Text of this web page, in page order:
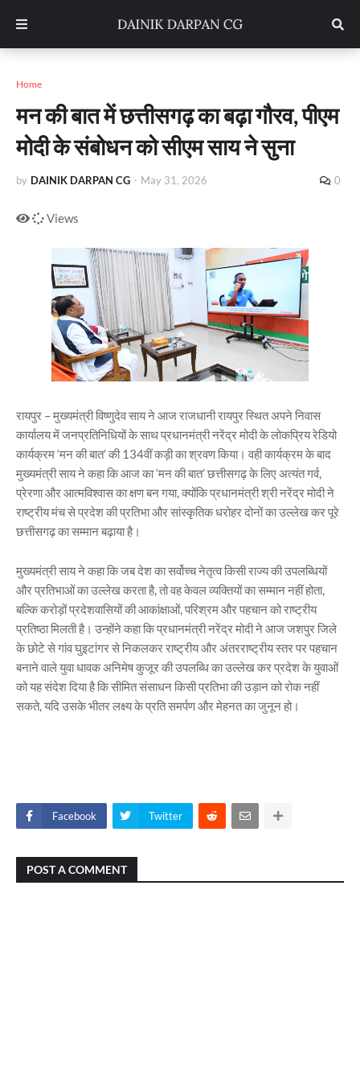
Home
मन की बात में छत्तीसगढ़ का बढ़ा गौरव, पीएम
मोदी के संबोधन को सीएम साय ने सुना
by DAINIK DARPAN CG - May 31, 2026 0
Views
रायपुर – मुख्यमंत्री विष्णुदेव साय ने आज राजधानी रायपुर स्थित अपने निवास
कार्यालय में जनप्रतिनिधियों के साथ प्रधानमंत्री नरेंद्र मोदी के लोकप्रिय रेडियो
कार्यक्रम ‘मन की बात’ की 134वीं कड़ी का श्रवण किया। वही कार्यक्रम के बाद
मुख्यमंत्री साय ने कहा कि आज का ‘मन की बात’ छत्तीसगढ़ के लिए अत्यंत गर्व,
प्रेरणा और आत्मविश्वास का क्षण बन गया, क्योंकि प्रधानमंत्री श्री नरेंद्र मोदी ने
राष्ट्रीय मंच से प्रदेश की प्रतिभा और सांस्कृतिक धरोहर दोनों का उल्लेख कर पूरे
छत्तीसगढ़ का सम्मान बढ़ाया है।
मुख्यमंत्री साय ने कहा कि जब देश का सर्वोच्च नेतृत्व किसी राज्य की उपलब्धियों
और प्रतिभाओं का उल्लेख करता है, तो वह केवल व्यक्तियों का सम्मान नहीं होता,
बल्कि करोड़ों प्रदेशवासियों की आकांक्षाओं, परिश्रम और पहचान को राष्ट्रीय
प्रतिष्ठा मिलती है। उन्होंने कहा कि प्रधानमंत्री नरेंद्र मोदी ने आज जशपुर जिले
के छोटे से गांव घुइटांगर से निकलकर राष्ट्रीय और अंतरराष्ट्रीय स्तर पर पहचान
बनाने वाले युवा धावक अनिमेष कुजूर की उपलब्धि का उल्लेख कर प्रदेश के युवाओं
को यह संदेश दिया है कि सीमित संसाधन किसी प्रतिभा की उड़ान को रोक नहीं
सकते, यदि उसके भीतर लक्ष्य के प्रति समर्पण और मेहनत का जुनून हो।
Facebook Twitter
POST A COMMENT